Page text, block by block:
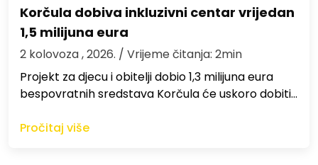
Korčula dobiva inkluzivni centar vrijedan
1,5 milijuna eura
2 kolovoza , 2026. / Vrijeme čitanja: 2min
Projekt za djecu i obitelji dobio 1,3 milijuna eura
bespovratnih sredstava Korčula će uskoro dobiti…
Pročitaj više